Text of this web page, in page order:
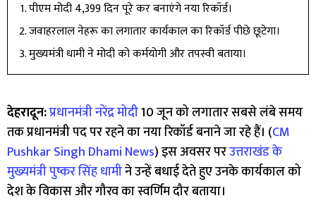
पीएम मोदी 4,399 दिन पूरे कर बनाएंगे नया रिकॉर्ड।
जवाहरलाल नेहरू का लगातार कार्यकाल का रिकॉर्ड पीछे छूटेगा।
मुख्यमंत्री धामी ने मोदी को कर्मयोगी और तपस्वी बताया।
देहरादून:प्रधानमंत्री नरेंद्र मोदी10 जून को लगातार सबसे लंबे समय
तक प्रधानमंत्री पद पर रहने का नया रिकॉर्ड बनाने जा रहे हैं। (CM
Pushkar Singh Dhami News) इस अवसर परउत्तराखंड के
मुख्यमंत्री पुष्कर सिंह धामीने उन्हें बधाई देते हुए उनके कार्यकाल को
देश के विकास और गौरव का स्वर्णिम दौर बताया।